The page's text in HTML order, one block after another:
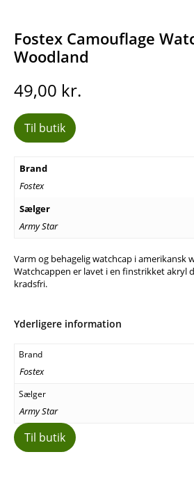
Fostex Camouflage
Woodland
49,00 kr.
Til butik
Brand
Fostex
Sælger
Army Star
Varm og behagelig watchcap i amerikansk
Watchcappen er lavet i en finstrikket akryl
kradsfri.
Yderligere information
Brand
Fostex
Sælger
Army Star
Til butik